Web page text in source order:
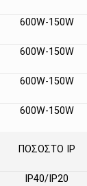
600W-150W
600W-150W
600W-150W
600W-150W
ΠΟΣΟΣΤΟ IP
IP40/IP20